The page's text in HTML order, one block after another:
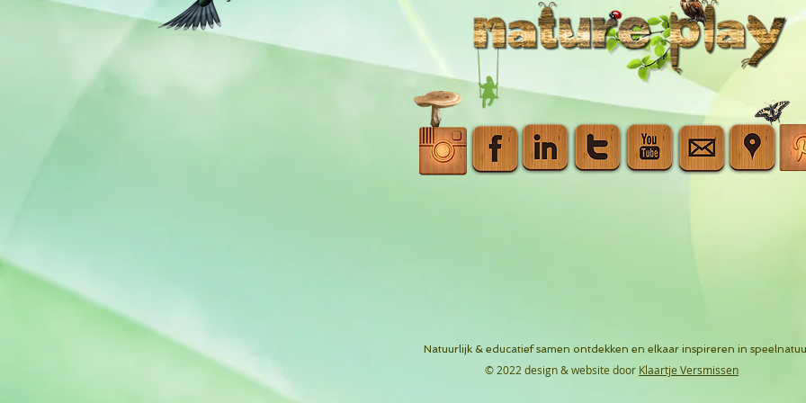
Natuurlijk & educatief samen ontdekken en elkaar inspireren in
© 2022 design & website door Klaartje Versmissen